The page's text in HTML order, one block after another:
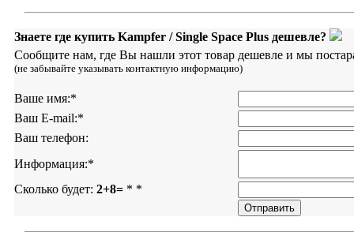
Знаете где купить Kampfer / Single Space Plus дешевле?
Сообщите нам, где Вы нашли этот товар дешевле и мы
(не забывайте указывать контактную информацию)
Ваше имя:*
Ваш E-mail:*
Ваш телефон:
Информация:*
Сколько будет: 2+8= * *